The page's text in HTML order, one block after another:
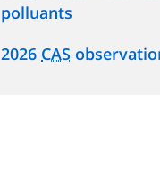
polluants
2026 CAS